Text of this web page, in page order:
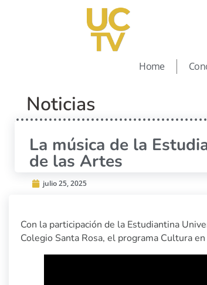
Home
Noticias
La música de la
de las Artes
julio 25, 2025
Con la participación de la Estudiantina
Colegio Santa Rosa, el programa Cultura